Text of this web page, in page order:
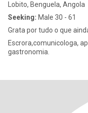
Lobito, Benguela, Angola
Seeking: Male 30 - 61
Grata por tudo o que
Escrora,comunicologa,
gastronomia.